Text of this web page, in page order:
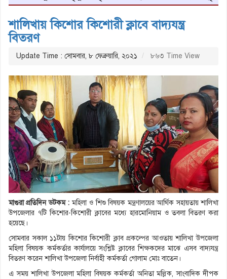
শালিখায় কিশোর কিশোরী ক্লাবে বাদ্যযন্ত্র
বিতরণ
Update Time : সোমবার, ৮ ফেব্রুয়ারি, ২০২১ ৮৬৩ Time View
মাগুরা প্রতিদিন ডটকম : মহিলা ও শিশু বিষয়ক মন্ত্রণালয়ের আর্থিক সহায়তায় শালিখা
উপজেলার ৭টি কিশোর-কিশোরী ক্লাবের মধ্যে হারমোনিয়াম ও তবলা বিতরণ করা
হয়েছে।
সোমবার সকাল ১১টায় কিশোর কিশোরী ক্লাব প্রকল্পের আওতায় শালিখা উপজেলা
মহিলা বিষয়ক কর্মকর্তার কার্যালয়ে সংশ্লিষ্ট ক্লাবের শিক্ষকদের মাঝে এসব বাদ্যযন্ত্র
বিতরণ করেন শালিখা উপজেলা নির্বাহী কর্মকর্তা গোলাম মোঃ বাতেন।
এ সময় শালিখা উপজেলা মহিলা বিষয়ক কর্মকর্তা অনিতা মল্লিক, সাংবাদিক দীপক